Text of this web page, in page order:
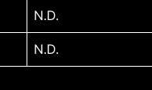
N.D.
N.D.